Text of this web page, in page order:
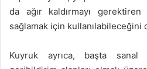
da ağır kaldırmayı
sağlamak için kullanılabileceğini
Kuyruk ayrıca, başta